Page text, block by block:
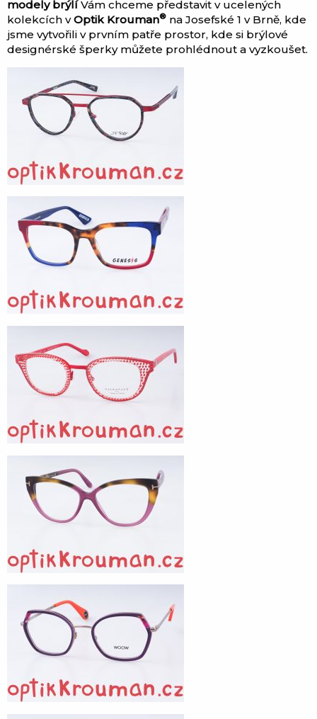
modely brýlíVám chceme představit v ucelených
kolekcích vOptik Krouman®na Josefské 1 v Brně, kde
jsme vytvořili v prvním patře prostor, kde si brýlové
designérské šperky můžete prohlédnout a vyzkoušet.